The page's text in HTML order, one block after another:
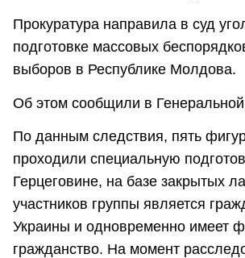
Прокуратура направила в суд
подготовке массовых
выборов в Республике Молдова.
Об этом сообщили в Генеральной
По данным следствия, пять
проходили специальную
Герцеговине, на базе закрытых
участников группы является
Украины и одновременно имеет
гражданство. На момент